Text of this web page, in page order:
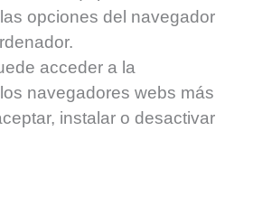
opciones del navegador
acceder a la
navegadores webs más
instalar o desactivar